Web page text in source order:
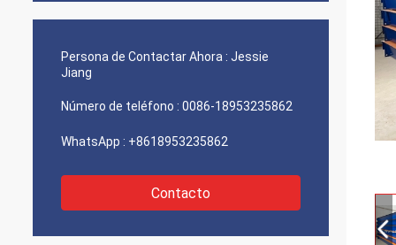
Persona de Contactar Ahora : Jessie
Jiang
Número de teléfono : 0086-18953235862
WhatsApp : +8618953235862
Contacto